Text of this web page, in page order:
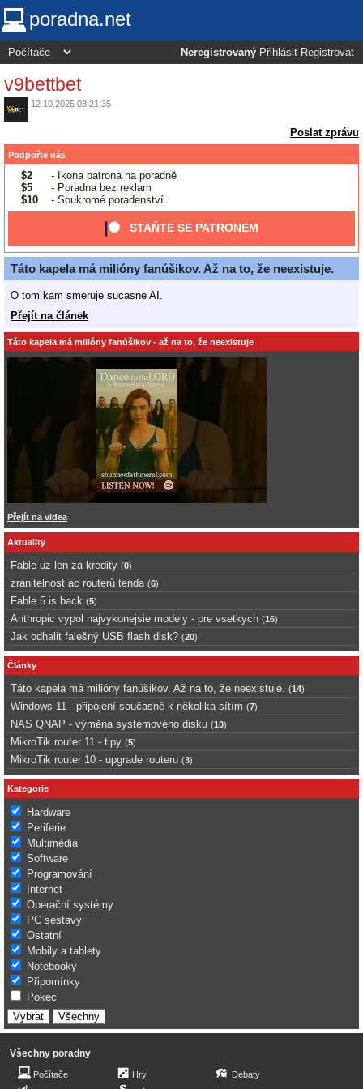
poradna.net
Neregistrovaný Přihlásit Registrovat
v9bettbet
12.10.2025 03:21:35
Poslat zprávu
Podpořte nás
$2
- Ikona patrona na poradně
$5
- Poradna bez reklam
$10
- Soukromé poradenství
STAŇTE SE PATRONEM
Táto kapela má milióny fanúšikov. Až na to, že neexistuje.
O tom kam smeruje sucasne AI.
Přejít na článek
Táto kapela má milióny fanúšikov - až na to, že neexistuje
Přejít na videa
Aktuality
Fable uz len za kredity (0)
zranitelnost ac routerů tenda (6)
Fable 5 is back (5)
Anthropic vypol najvykonejsie modely - pre vsetkych (16)
Jak odhalit falešný USB flash disk? (20)
Články
Táto kapela má milióny fanúšikov. Až na to, že neexistuje. (14)
Windows 11 - připojení současně k několika sítím (7)
NAS QNAP - výměna systémového disku (10)
MikroTik router 11 - tipy (5)
MikroTik router 10 - upgrade routeru (3)
Kategorie
Hardware
Periferie
Multimédia
Software
Programování
Internet
Operační systémy
PC sestavy
Ostatní
Mobily a tablety
Notebooky
Připomínky
Pokec
Všechny poradny
Počítače
Hry
Debaty